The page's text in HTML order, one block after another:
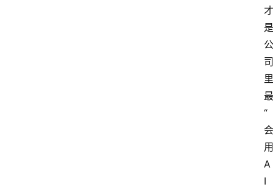
才
是
公
司
里
最
“
会
用
A
I